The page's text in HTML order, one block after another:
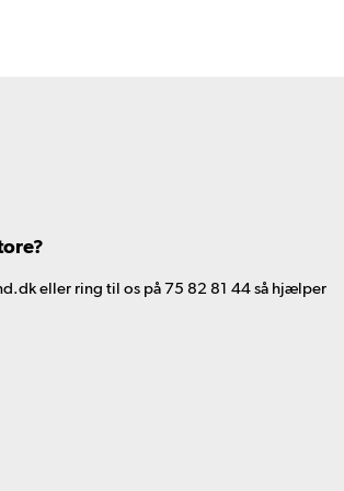
eller ring til os på 75 82 81 44 så hjælper